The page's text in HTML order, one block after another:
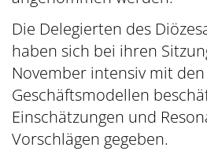
Die Delegierten des
haben sich bei ihren
November intensiv mit
Geschäftsmodellen
Einschätzungen und
Vorschlägen gegeben.